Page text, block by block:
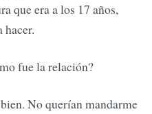
que era a los 17 años,
hacer.
fue la relación?
No querían mandarme